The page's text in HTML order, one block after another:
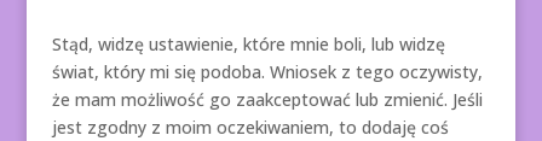
Stąd, widzę ustawienie, które mnie boli, lub widzę
świat, który mi się podoba. Wniosek z tego oczywisty,
że mam możliwość go zaakceptować lub zmienić. Jeśli
jest zgodny z moim oczekiwaniem, to dodaję coś